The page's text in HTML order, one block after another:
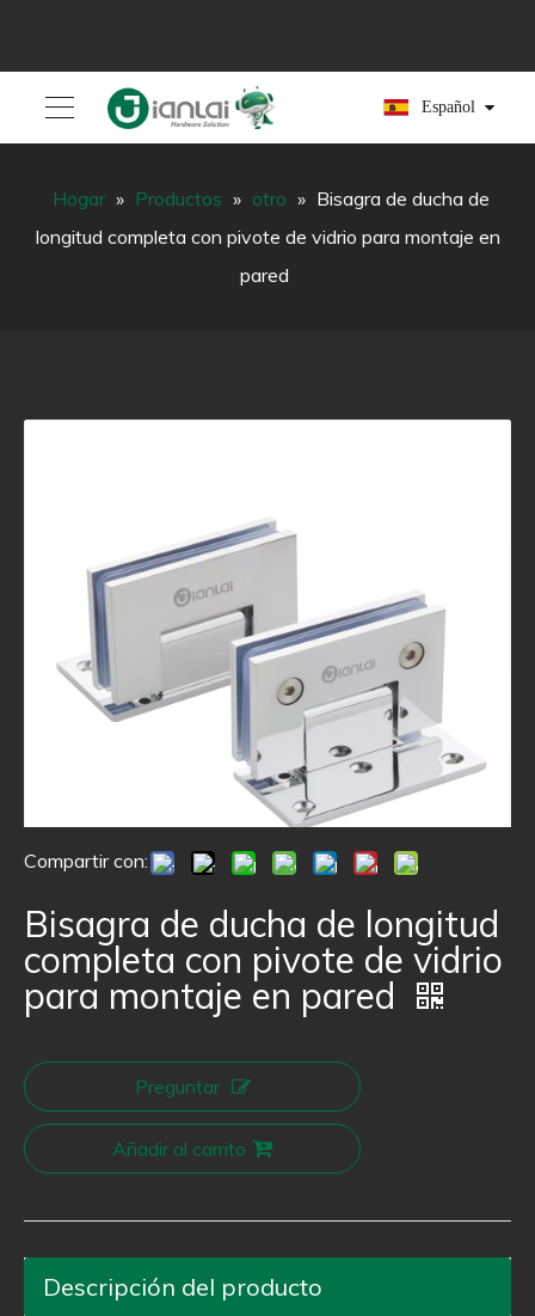
Español
Hogar » Productos » otro » Bisagra de ducha de
longitud completa con pivote de vidrio para montaje en
pared
Compartir con:
Bisagra de ducha de longitud
completa con pivote de vidrio
para montaje en pared
Preguntar
Añadir al carrito
Descripción del producto